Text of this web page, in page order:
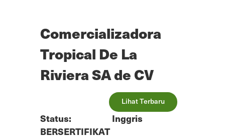
Comercializadora
Tropical De La
Riviera SA de CV
Lihat Terbaru
Status:
BERSERTIFIKAT
Inggris